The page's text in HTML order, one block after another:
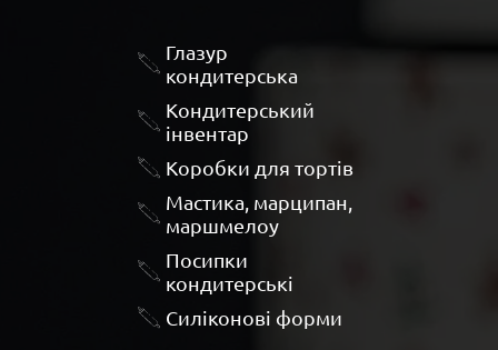
Глазур
кондитерська
Кондитерський
інвентар
Коробки для тортів
Мастика, марципан,
маршмелоу
Посипки
кондитерські
Силіконові форми